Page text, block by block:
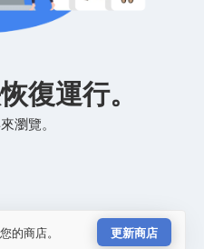
復運行。
瀏覽。
的商店。 更新商店